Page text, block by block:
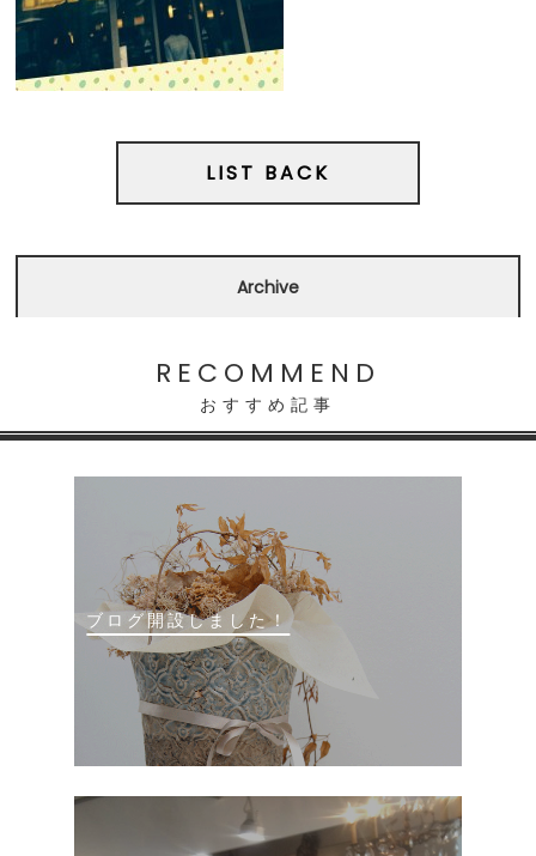
PRODUCT
RECRUIT
LIST BACK
Archive
RECOMMEND
おすすめ記事
ブログ開設しました！